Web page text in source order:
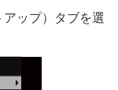
アップ）タブを選